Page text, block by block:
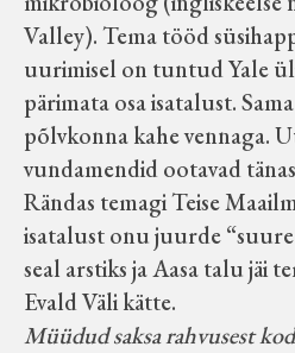
Valley). Tema tööd
uurimisel on tuntud Yale
pärimata osa isatalust.
põlvkonna kahe vennaga.
vundamendid ootavad
Rändas temagi Teise
isatalust onu juurde
seal arstiks ja Aasa talu jäi
Evald Väli kätte.
Müüdud saksa rahvusest